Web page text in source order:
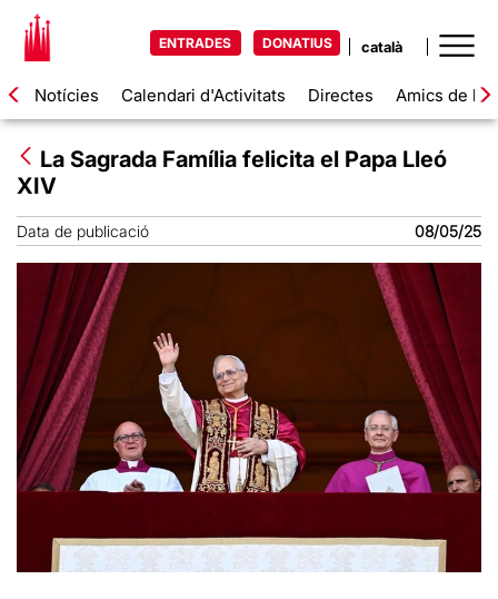
ENTRADES DONATIUS
Notícies Calendari d'Activitats Directes Amics de la
La Sagrada Família felicita el Papa Lleó
XIV
Data de publicació 08/05/25